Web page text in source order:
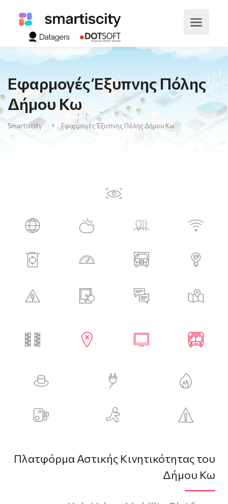
Εφαρμογές Έξυπνης Πόλης
Δήμου Κω
Smartiscity Εφαρμογές Έξυπνης Πόλης Δήμου Κω
Πλατφόρμα Αστικής Κινητικότητας του
Δήμου Κω